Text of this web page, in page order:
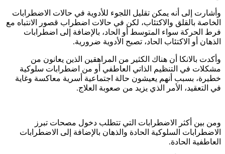
وأشارت إلى أنه يمكن تقليل اللجوء للأدوية في حالات الاضطرابات
الخاصة بالقلق والاكتئاب، لكن في حالات اضطراب قصور الانتباه مع
فرط الحركة سواء المتوسط أو الحاد، بالإضافة إلى اضطرابات
الذهان أو الاكتئاب الحاد، تصبح الأدوية ضرورية.
وأكدت بالانكا أن هناك الكثير من المراهقين الذين يعانون من
مشكلات في التنظيم الذاتي العاطفي أو من اضطرابات سلوكية
خطيرة، بسبب أنهم يعيشون حالة اجتماعية أسرية معاكسة وغاية
في التعقيد، الأمر الذي يزيد من صعوبة العلاج.
ومن بين أكثر الاضطرابات التي تتطلب دخول مصحات تبرز
الاضطرابات السلوكية الحادة والذهان بالإضافة إلى الاضطرابات
العاطفية الحادة.